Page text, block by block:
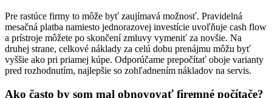
Pre rastúce firmy to môže byť zaujímavá možnosť. Pravidelná
mesačná platba namiesto jednorazovej investície uvoľňuje cash flow
a prístroje môžete po skončení zmluvy vymeniť za novšie. Na
druhej strane, celkové náklady za celú dobu prenájmu môžu byť
vyššie ako pri priamej kúpe. Odporúčame prepočítať oboje varianty
pred rozhodnutím, najlepšie so zohľadnením nákladov na servis.
Ako často by som mal obnovovať firemné počítače?